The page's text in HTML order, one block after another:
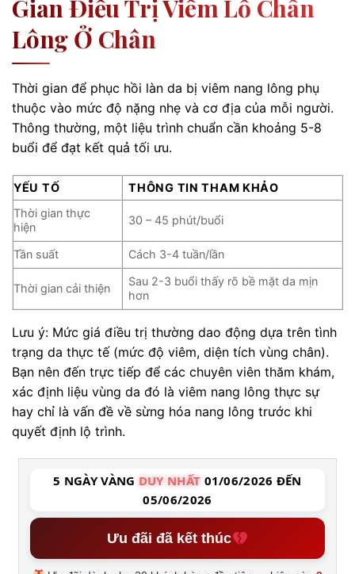
Gian Điều Trị Viêm Lỗ Chân
Lông Ở Chân
Thời gian để phục hồi làn da bị viêm nang lông phụ
thuộc vào mức độ nặng nhẹ và cơ địa của mỗi người.
Thông thường, một liệu trình chuẩn cần khoảng 5-8
buổi để đạt kết quả tối ưu.
YẾU TỐ
THÔNG TIN THAM KHẢO
Thời gian thực
hiện
30 – 45 phút/buổi
Tần suất Cách 3-4 tuần/lần
Thời gian cải thiện
Sau 2-3 buổi thấy rõ bề mặt da mịn
hơn
Lưu ý: Mức giá điều trị thường dao động dựa trên tình
trạng da thực tế (mức độ viêm, diện tích vùng chân).
Bạn nên đến trực tiếp để các chuyên viên thăm khám,
xác định liệu vùng da đó là viêm nang lông thực sự
hay chỉ là vấn đề về sừng hóa nang lông trước khi
quyết định lộ trình.
5 NGÀY VÀNG DUY NHẤT 01/06/2026 ĐẾN
05/06/2026
Ưu đãi đã kết thúc